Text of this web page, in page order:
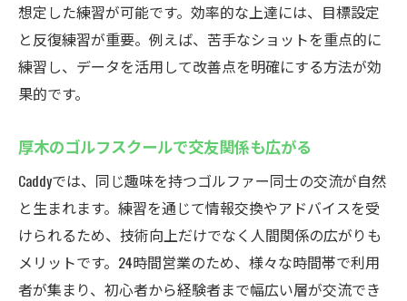
想定した練習が可能です。効率的な上達には、目標設定
と反復練習が重要。例えば、苦手なショットを重点的に
練習し、データを活用して改善点を明確にする方法が効
果的です。
厚木のゴルフスクールで交友関係も広がる
Caddyでは、同じ趣味を持つゴルファー同士の交流が自然
と生まれます。練習を通じて情報交換やアドバイスを受
けられるため、技術向上だけでなく人間関係の広がりも
メリットです。24時間営業のため、様々な時間帯で利用
者が集まり、初心者から経験者まで幅広い層が交流でき